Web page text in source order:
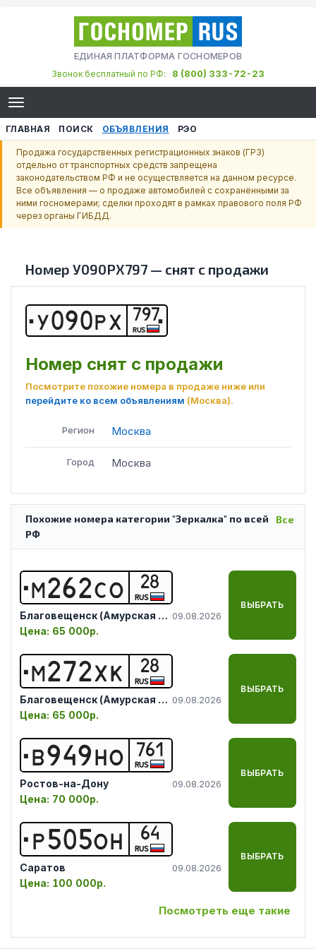
ЕДИНАЯ ПЛАТФОРМА ГОСНОМЕРОВ
Звонок бесплатный по РФ:
8 (800) 333-72-23
ГЛАВНАЯ ПОИСК ОБЪЯВЛЕНИЯ РЭО
Продажа государственных регистрационных знаков (ГРЗ)
отдельно от транспортных средств запрещена
законодательством РФ и не осуществляется на данном ресурсе.
Все объявления — о продаже автомобилей с сохранёнными за
ними госномерами; сделки проходят в рамках правового поля РФ
через органы ГИБДД.
Номер У090РХ797— снят с продажи
У090Р Х 797
RUS
Номер снят с продажи
Посмотрите похожие номера в продаже ниже или
перейдите ко всем объявлениям (Москва).
Регион Москва
Город Москва
Все
Похожие номера категории "Зеркалка" по всей
РФ
М262СО 28
RUS
Благовещенск (Амурская обл.) 09.08.2026
Цена: 65 000р.
ВЫБРАТЬ
М272ХК 28
RUS
Благовещенск (Амурская обл.) 09.08.2026
Цена: 65 000р.
ВЫБРАТЬ
В949НО 761
RUS
Ростов-на-Дону 09.08.2026
Цена: 70 000р.
ВЫБРАТЬ
Р505ОН 64
RUS
Саратов 09.08.2026
Цена: 100 000р.
ВЫБРАТЬ
Посмотреть еще такие